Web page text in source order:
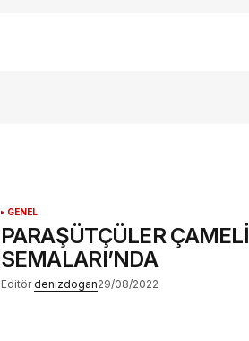
GENEL
PARAŞÜTÇÜLER ÇAMELİ
SEMALARI’NDA
Editör denizdogan29/08/2022